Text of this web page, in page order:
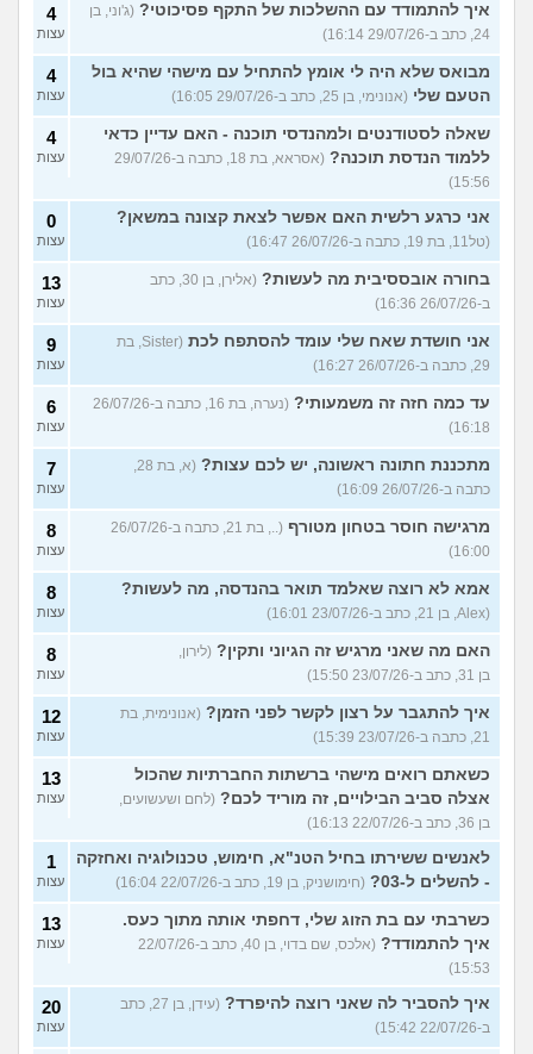
איך להתמודד עם ההשלכות של התקף פסיכוטי? (ג'וני, בן
24, כתב ב-29/07/26 16:14)
4
עצות
מבואס שלא היה לי אומץ להתחיל עם מישהי שהיא בול
הטעם שלי (אנונימי, בן 25, כתב ב-29/07/26 16:05)
4
עצות
שאלה לסטודנטים ולמהנדסי תוכנה - האם עדיין כדאי
ללמוד הנדסת תוכנה?
(אסראא, בת 18, כתבה ב-29/07/26
15:56)
4
עצות
אני כרגע רלשית האם אפשר לצאת קצונה במשאן?
(טל11, בת 19, כתבה ב-26/07/26 16:47)
0
עצות
בחורה אובססיבית מה לעשות?
(אלירן, בן 30, כתב
ב-26/07/26 16:36)
13
עצות
אני חושדת שאח שלי עומד להסתפח לכת
(Sister, בת
29, כתבה ב-26/07/26 16:27)
9
עצות
עד כמה חזה זה משמעותי?
(נערה, בת 16, כתבה ב-26/07/26
16:18)
6
עצות
מתכננת חתונה ראשונה, יש לכם עצות?
(א, בת 28,
כתבה ב-26/07/26 16:09)
7
עצות
מרגישה חוסר בטחון מטורף
(.., בת 21, כתבה ב-26/07/26
16:00)
8
עצות
אמא לא רוצה שאלמד תואר בהנדסה, מה לעשות?
(Alex, בן 21, כתב ב-23/07/26 16:01)
8
עצות
האם מה שאני מרגיש זה הגיוני ותקין? (לירון,
בן 31, כתב ב-23/07/26 15:50)
8
עצות
איך להתגבר על רצון לקשר לפני הזמן? (אנונימית, בת
21, כתבה ב-23/07/26 15:39)
12
עצות
כשאתם רואים מישהי ברשתות החברתיות שהכול
אצלה סביב הבילויים, זה מוריד לכם? (לחם ושעשועים,
בן 36, כתב ב-22/07/26 16:13)
13
עצות
לאנשים ששירתו בחיל הטנ"א, חימוש, טכנולוגיה ואחזקה
- להשלים ל-03?
(חימושניק, בן 19, כתב ב-22/07/26 16:04)
1
עצות
כשרבתי עם בת הזוג שלי, דחפתי אותה מתוך כעס.
איך להתמודד?
(אלכס, שם בדוי, בן 40, כתב ב-22/07/26
15:53)
13
עצות
איך להסביר לה שאני רוצה להיפרד?
(עידן, בן 27, כתב
ב-22/07/26 15:42)
20
עצות